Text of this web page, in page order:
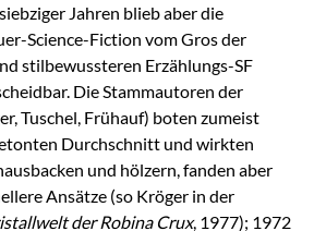
Jahren blieb aber die
Science-Fiction vom Gros der
stilbewussteren Erzählungs-SF
Die Stammautoren der
Tuschel, Frühauf) boten zumeist
Durchschnitt und wirkten
und hölzern, fanden aber
Ansätze (so Kröger in der
der Robina Crux, 1977); 1972